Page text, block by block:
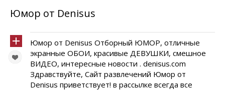
Юмор от Denisus
Юмор от Denisus Отборный ЮМОР, отличные
экранные ОБОИ, красивые ДЕВУШКИ, смешное
ВИДЕО, интересные новости . denisus.com
Здравствуйте, Сайт развлечений Юмор от
Denisus приветствует! в рассылке всегда все